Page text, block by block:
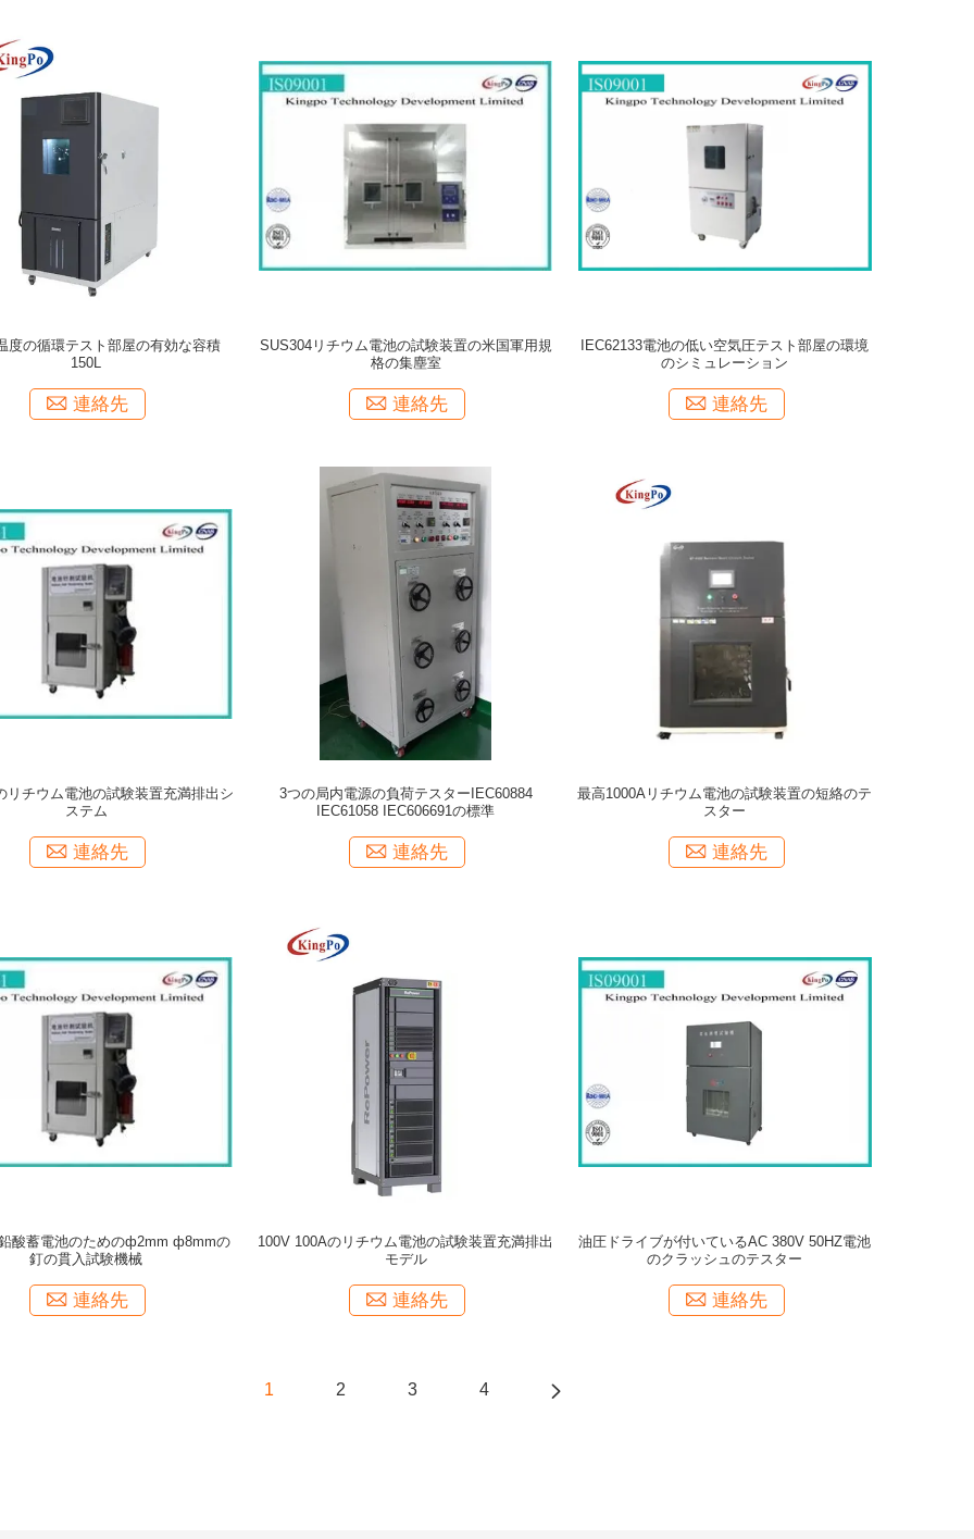
度の循環テスト部屋の有効な容積
150L
連絡先
SUS304リチウム電池の試験装置の米国軍用規
格の集塵室
連絡先
IEC62133電池の低い空気圧テスト部屋の環境
のシミュレーション
連絡先
リチウム電池の試験装置充満排出シ
ステム
連絡先
3つの局内電源の負荷テスターIEC60884
IEC61058 IEC606691の標準
連絡先
最高1000Aリチウム電池の試験装置の短絡のテ
スター
連絡先
酸蓄電池のためのф2mm ф8mmの
釘の貫入試験機械
連絡先
100V 100Aのリチウム電池の試験装置充満排出
モデル
連絡先
油圧ドライブが付いているAC 380V 50HZ電池
のクラッシュのテスター
連絡先
1 2 3 4